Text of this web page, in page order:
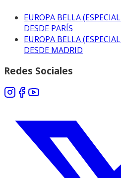
EUROPA BELLA
DESDE PARÍS
EUROPA BELLA
DESDE MADRID
Redes Sociales